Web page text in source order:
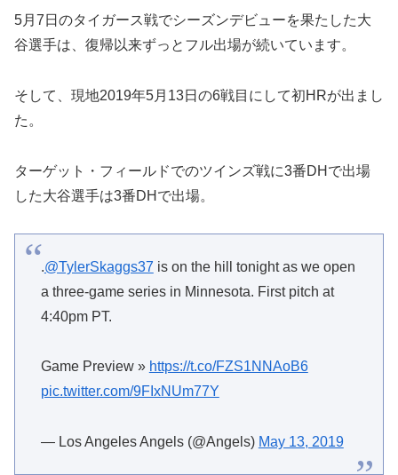
5月7日のタイガース戦でシーズンデビューを果たした大
谷選手は、復帰以来ずっとフル出場が続いています。
そして、現地2019年5月13日の6戦目にして初HRが出まし
た。
ターゲット・フィールドでのツインズ戦に3番DHで出場
した大谷選手は3番DHで出場。
.@TylerSkaggs37 is on the hill tonight as we open
a three-game series in Minnesota. First pitch at
4:40pm PT.
Game Preview » https://t.co/FZS1NNAoB6
pic.twitter.com/9FIxNUm77Y
— Los Angeles Angels (@Angels) May 13, 2019